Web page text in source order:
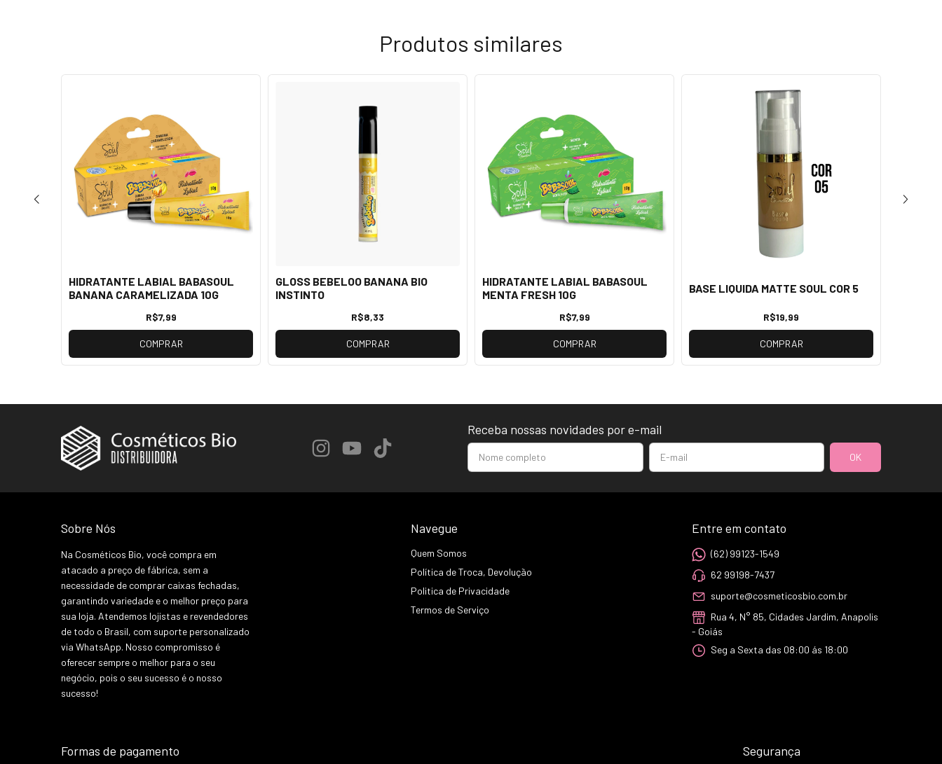
Produtos similares
HIDRATANTE LABIAL BABASOUL
BANANA CARAMELIZADA 10G
R$7,99
COMPRAR
GLOSS BEBELOO BANANA BIO
INSTINTO
R$8,33
COMPRAR
HIDRATANTE LABIAL BABASOUL
MENTA FRESH 10G
R$7,99
COMPRAR
BASE LIQUIDA MATTE SOUL COR 5
R$19,99
COMPRAR
Receba nossas novidades por e-mail
Sobre Nós
Na Cosméticos Bio, você compra em
atacado a preço de fábrica, sem a
necessidade de comprar caixas fechadas,
garantindo variedade e o melhor preço para
sua loja. Atendemos lojistas e revendedores
de todo o Brasil, com suporte personalizado
via WhatsApp. Nosso compromisso é
oferecer sempre o melhor para o seu
negócio, pois o seu sucesso é o nosso
sucesso!
Navegue
Quem Somos
Política de Troca, Devolução
Politica de Privacidade
Termos de Serviço
Entre em contato
(62) 99123-1549
62 99198-7437
suporte@cosmeticosbio.com.br
Rua 4, N° 85, Cidades Jardim, Anapolis
- Goiás
Seg a Sexta das 08:00 ás 18:00
Formas de pagamento Segurança